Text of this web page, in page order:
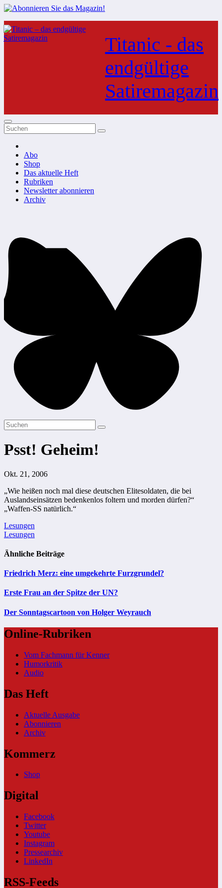
Zum
Inhalt
springen
Titanic - das
endgültige
Satiremagazin
Abo
Shop
Das aktuelle Heft
Rubriken
Newsletter abonnieren
Archiv
Psst! Geheim!
Okt. 21, 2006
„Wie heißen noch mal diese deutschen Elitesoldaten, die bei
Auslandseinsätzen bedenkenlos foltern und morden dürfen?“
„Waffen-SS natürlich.“
Beitragsnavigation
Lesungen
Lesungen
Ähnliche Beiträge
Friedrich Merz: eine umgekehrte Furzgrundel?
Erste Frau an der Spitze der UN?
Der Sonntagscartoon von Holger Weyrauch
Online-Rubriken
Vom Fachmann für Kenner
Humorkritik
Audio
Das Heft
Aktuelle Ausgabe
Abonnieren
Archiv
Kommerz
Shop
Digital
Facebook
Twitter
Youtube
Instagram
Pressearchiv
LinkedIn
RSS-Feeds